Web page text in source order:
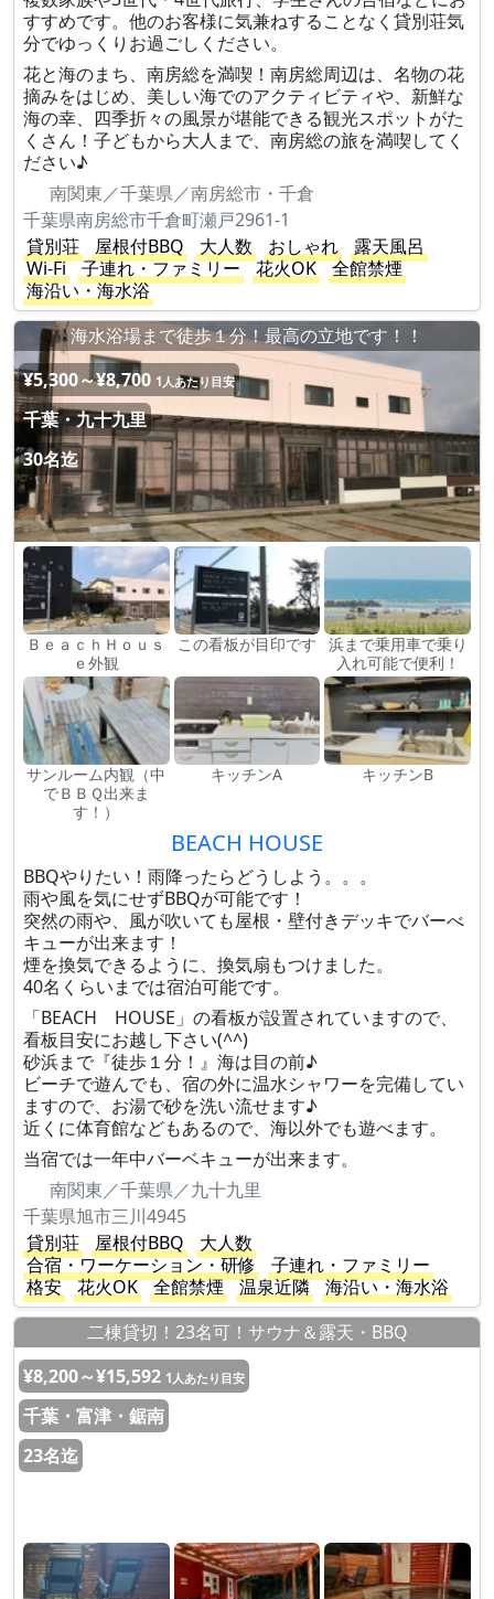
すすめです。他のお客様に気兼ねすることなく貸別荘気
分でゆっくりお過ごしください。
花と海のまち、南房総を満喫！南房総周辺は、名物の花
摘みをはじめ、美しい海でのアクティビティや、新鮮な
海の幸、四季折々の風景が堪能できる観光スポットがた
くさん！子どもから大人まで、南房総の旅を満喫してく
ださい♪
南関東／千葉県／南房総市・千倉
千葉県南房総市千倉町瀬戸2961-1
貸別荘
屋根付BBQ 大人数 おしゃれ
露天風呂
Wi-Fi
子連れ・ファミリー 花火OK
全館禁煙
海沿い・海水浴
海水浴場まで徒歩１分！最高の立地です！！
¥5,300～¥8,700 1人あたり目安
千葉・九十九里
30名迄
ＢｅａｃｈＨｏｕｓ
ｅ外観
この看板が目印です
浜まで乗用車で乗り
入れ可能で便利！
サンルーム内観（中
でＢＢＱ出来ま
す！）
キッチンA キッチンB
BEACH HOUSE
BBQやりたい！雨降ったらどうしよう。。。
雨や風を気にせずBBQが可能です！
突然の雨や、風が吹いても屋根・壁付きデッキでバーべ
キューが出来ます！
煙を換気できるように、換気扇もつけました。
40名くらいまでは宿泊可能です。
「BEACH HOUSE」の看板が設置されていますので、
看板目安にお越し下さい(^^)
砂浜まで『徒歩１分！』海は目の前♪
ビーチで遊んでも、宿の外に温水シャワーを完備してい
ますので、お湯で砂を洗い流せます♪
近くに体育館などもあるので、海以外でも遊べます。
当宿では一年中バーベキューが出来ます。
南関東／千葉県／九十九里
千葉県旭市三川4945
貸別荘
屋根付BBQ
大人数
合宿・ワーケーション・研修
子連れ・ファミリー
格安
花火OK 全館禁煙 温泉近隣
海沿い・海水浴
二棟貸切！23名可！サウナ＆露天・BBQ
¥8,200～¥15,592 1人あたり目安
千葉・富津・鋸南
23名迄